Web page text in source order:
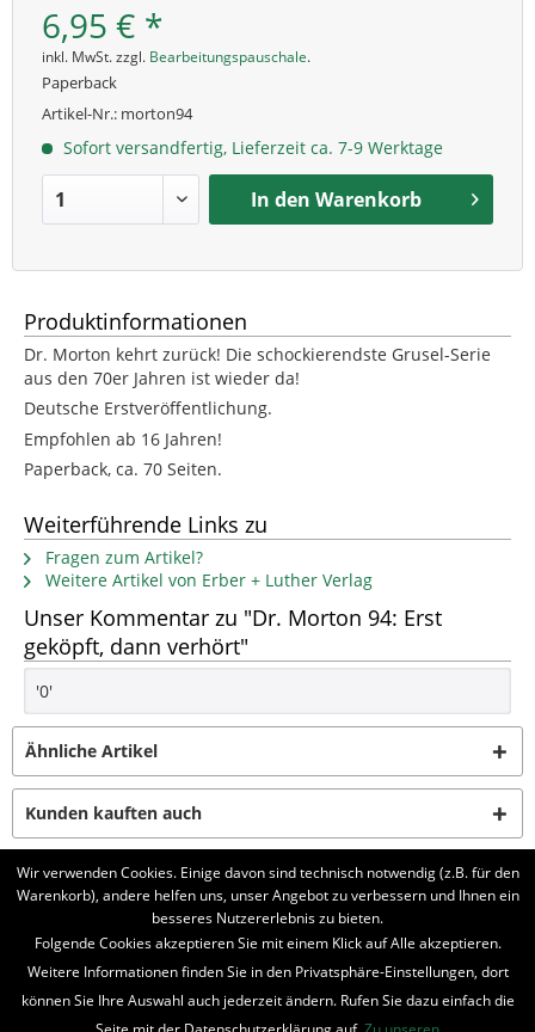
6,95 € *
inkl. MwSt. zzgl. Bearbeitungspauschale.
Paperback
Artikel-Nr.: morton94
Sofort versandfertig, Lieferzeit ca. 7-9 Werktage
In den Warenkorb
Produktinformationen
Dr. Morton kehrt zurück! Die schockierendste Grusel-Serie
aus den 70er Jahren ist wieder da!
Deutsche Erstveröffentlichung.
Empfohlen ab 16 Jahren!
Paperback, ca. 70 Seiten.
Weiterführende Links zu
Fragen zum Artikel?
Weitere Artikel von Erber + Luther Verlag
Unser Kommentar zu "Dr. Morton 94: Erst
geköpft, dann verhört"
'0'
Ähnliche Artikel
Kunden kauften auch
Kunden haben sich ebenfalls angesehen
BELIEBTE SERIEN
UNSER SHOP
Wir verwenden Cookies. Einige davon sind technisch notwendig (z.B. für den
Warenkorb), andere helfen uns, unser Angebot zu verbessern und Ihnen ein
besseres Nutzererlebnis zu bieten.
Folgende Cookies akzeptieren Sie mit einem Klick auf Alle akzeptieren.
Weitere Informationen finden Sie in den Privatsphäre-Einstellungen, dort
können Sie Ihre Auswahl auch jederzeit ändern. Rufen Sie dazu einfach die